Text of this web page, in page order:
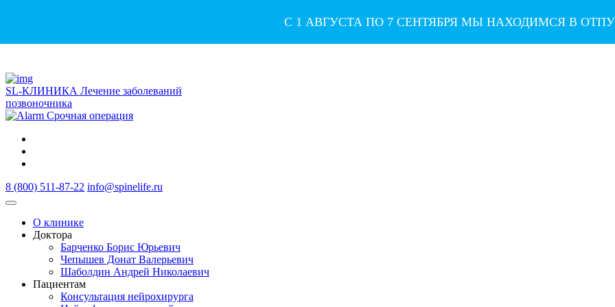
С 1 АВГУСТА ПО 7 СЕНТЯБРЯ МЫ НАХОДИМСЯ В
SL-КЛИНИКА Лечение заболеваний
позвоночника
Срочная операция
8 (800) 511-87-22 info@spinelife.ru
О клинике
Доктора
Барченко Борис Юрьевич
Чепышев Донат Валерьевич
Шаболдин Андрей Николаевич
Пациентам
Консультация нейрохирурга